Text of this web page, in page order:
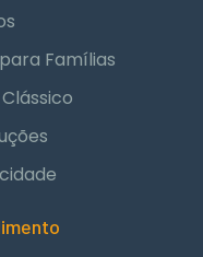
Famílias